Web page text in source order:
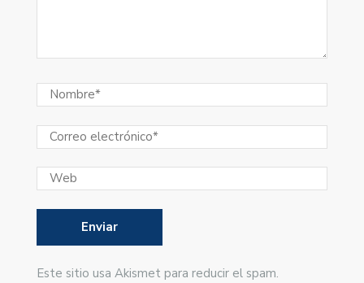
Este sitio usa Akismet para reducir el spam.